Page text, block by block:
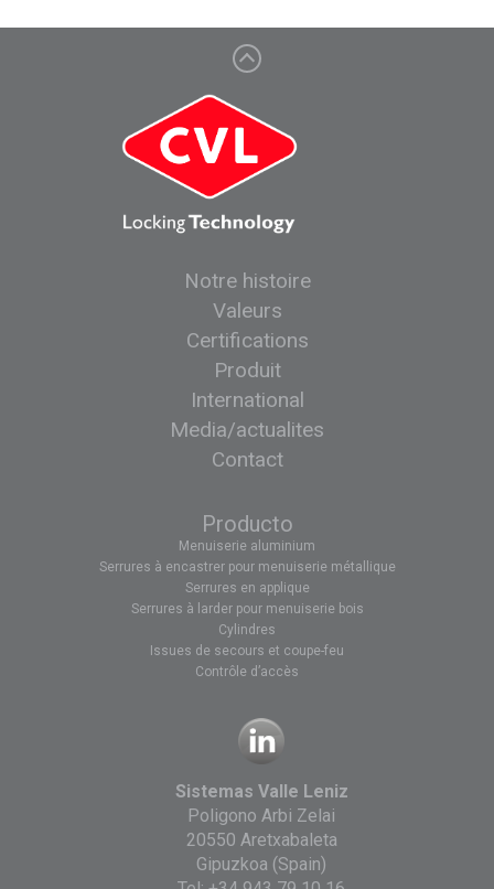
Notre histoire
Valeurs
Certifications
Produit
International
Media/actualites
Contact
Producto
Menuiserie aluminium
Serrures à encastrer pour menuiserie métallique
Serrures en applique
Serrures à larder pour menuiserie bois
Cylindres
Issues de secours et coupe-feu
Contrôle d’accès
Sistemas Valle Leniz
Poligono Arbi Zelai
20550 Aretxabaleta
Gipuzkoa (Spain)